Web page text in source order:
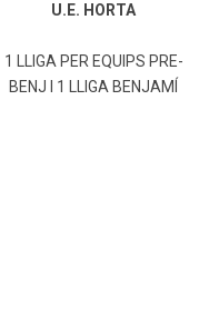
U.E. HORTA
1 LLIGA PER EQUIPS PRE-
BENJ I 1 LLIGA BENJAMÍ